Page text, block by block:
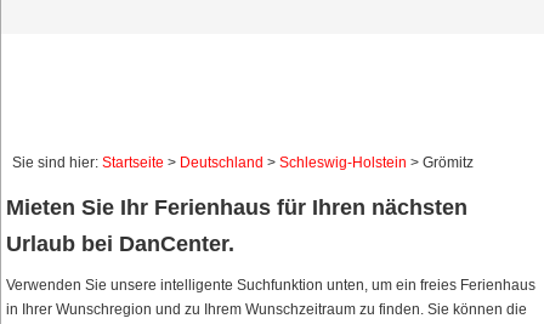
Sie sind hier: Startseite > Deutschland > Schleswig-Holstein > Grömitz
Mieten Sie Ihr Ferienhaus für Ihren nächsten
Urlaub bei DanCenter.
Verwenden Sie unsere intelligente Suchfunktion unten, um ein freies Ferienhaus
in Ihrer Wunschregion und zu Ihrem Wunschzeitraum zu finden. Sie können die